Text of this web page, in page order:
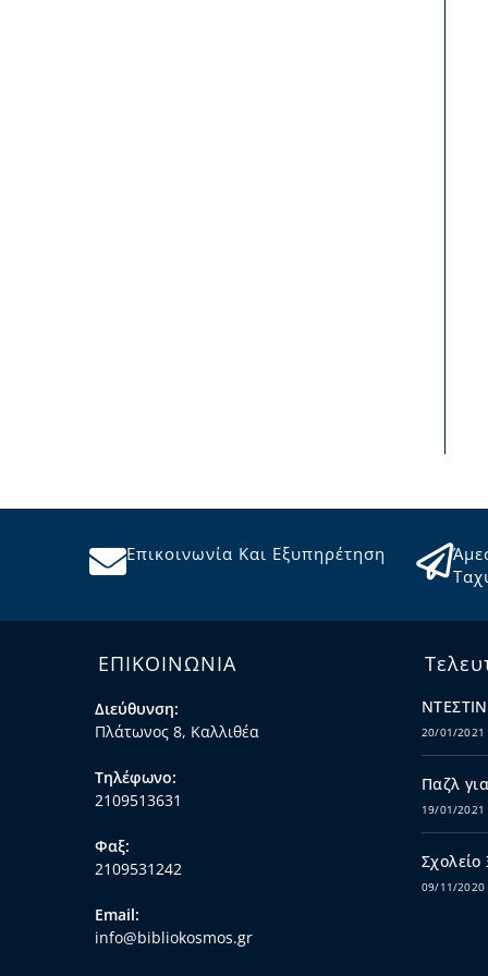
Επικοινωνία Και Εξυπηρέτηση
ΕΠΙΚΟΙΝΩΝΙΑ
Διεύθυνση:
Πλάτωνος 8, Καλλιθέα
Τηλέφωνο:
2109513631
Φαξ:
2109531242
Email:
info@bibliokosmos.gr
20/01/2021
Παζλ
19/01/2021
09/11/2020